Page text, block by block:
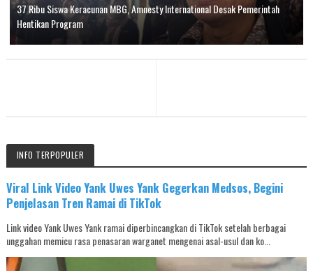
37 Ribu Siswa Keracunan MBG, Amnesty International Desak Pemerintah
Hentikan Program
INFO TERPOPULER
Viral Link Video Yank Uwes Yank Gegerkan Medsos, Begini
Penjelasan Tren Ramai di TikTok
Link video Yank Uwes Yank ramai diperbincangkan di TikTok setelah berbagai
unggahan memicu rasa penasaran warganet mengenai asal-usul dan ko...